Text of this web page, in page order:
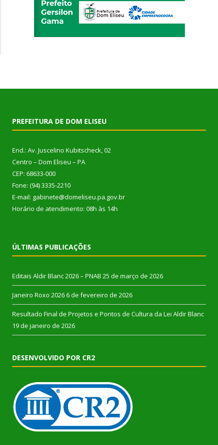
PREFEITURA DE DOM ELISEU
End.: Av. Juscelino Kubitscheck, 02
Centro – Dom Eliseu – PA
CEP: 68633-000
Fone: (94) 3335-2210
E-mail: gabinete@domeliseu.pa.gov.br
Horário de atendimento: 08h às 14h
ÚLTIMAS PUBLICAÇÕES
Editais Aldir Blanc 2026 – PNAB 25 de março de 2026
Janeiro Roxo 2026 6 de fevereiro de 2026
Resultado Final de Projetos e Pontos de Cultura da Lei Aldir Blanc
19 de janeiro de 2026
DESENVOLVIDO POR CR2